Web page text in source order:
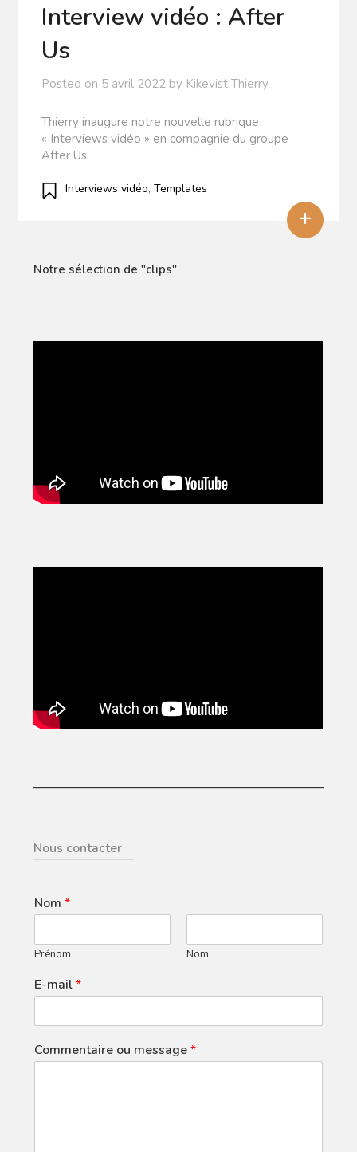
Interview vidéo : After
Us
Posted on 5 avril 2022 by Kikevist Thierry
Thierry inaugure notre nouvelle rubrique
« Interviews vidéo » en compagnie du groupe
After Us.
+
Interviews vidéo,Templates
Notre sélection de "clips"
Nous contacter
Nom*
Prénom Nom
E-mail*
Commentaire ou message*